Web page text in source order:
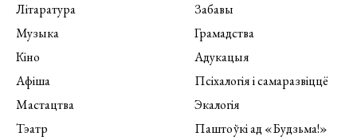
Літаратура
Музыка
Кіно
Афіша
Мастацтва
Тэатр
Забавы
Грамадства
Адукацыя
Псіхалогія і самаразвіццё
Экалогія
Паштоўкі ад «Будзьма!»